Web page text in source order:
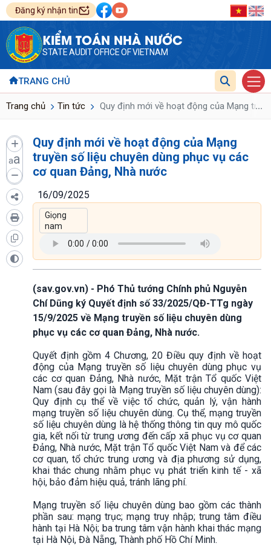
Đăng ký nhận tin
KIỂM TOÁN NHÀ NƯỚC
STATE AUDIT OFFICE OF VIETNAM
TRANG CHỦ
Trang chủ Tin tức Quy định mới về hoạt động của Mạng ...
aa
Quy định mới về hoạt động của Mạng
truyền số liệu chuyên dùng phục vụ các
cơ quan Đảng, Nhà nước
16/09/2025
(sav.gov.vn) - Phó Thủ tướng Chính phủ Nguyễn
Chí Dũng ký Quyết định số 33/2025/QĐ-TTg ngày
15/9/2025 về Mạng truyền số liệu chuyên dùng
phục vụ các cơ quan Đảng, Nhà nước.
Quyết định gồm 4 Chương, 20 Điều quy định về hoạt
động của Mạng truyền số liệu chuyên dùng phục vụ
các cơ quan Đảng, Nhà nước, Mặt trận Tổ quốc Việt
Nam (sau đây gọi là Mạng truyền số liệu chuyên dùng):
Quy định cụ thể về việc tổ chức, quản lý, vận hành
mạng truyền số liệu chuyên dùng. Cụ thể, mạng truyền
số liệu chuyên dùng là hệ thống thông tin quy mô quốc
gia, kết nối từ trung ương đến cấp xã phục vụ cơ quan
Đảng, Nhà nước, Mặt trận Tổ quốc Việt Nam và để các
cơ quan, tổ chức trung ương và địa phương sử dụng,
khai thác chung nhằm phục vụ phát triển kinh tế - xã
hội, bảo đảm hiệu quả, tránh lãng phí.
Mạng truyền số liệu chuyên dùng bao gồm các thành
phần sau: mạng trục; mạng truy nhập; trung tâm điều
hành tại Hà Nội; ba trung tâm vận hành khai thác mạng
tại Hà Nội, Đà Nẵng, Thành phố Hồ Chí Minh.